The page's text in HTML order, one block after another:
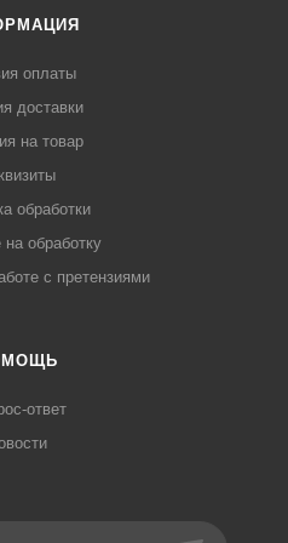
оплаты
доставки
на товар
обработки
на обработку
с претензиями
ответ